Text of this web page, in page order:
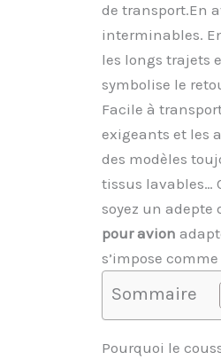
de transport.En
interminables.
les longs trajets
symbolise le
Facile à
exigeants et les
des modèles
tissus lavables…
soyez un
pour avion
s’impose
Sommaire
Pourquoi le